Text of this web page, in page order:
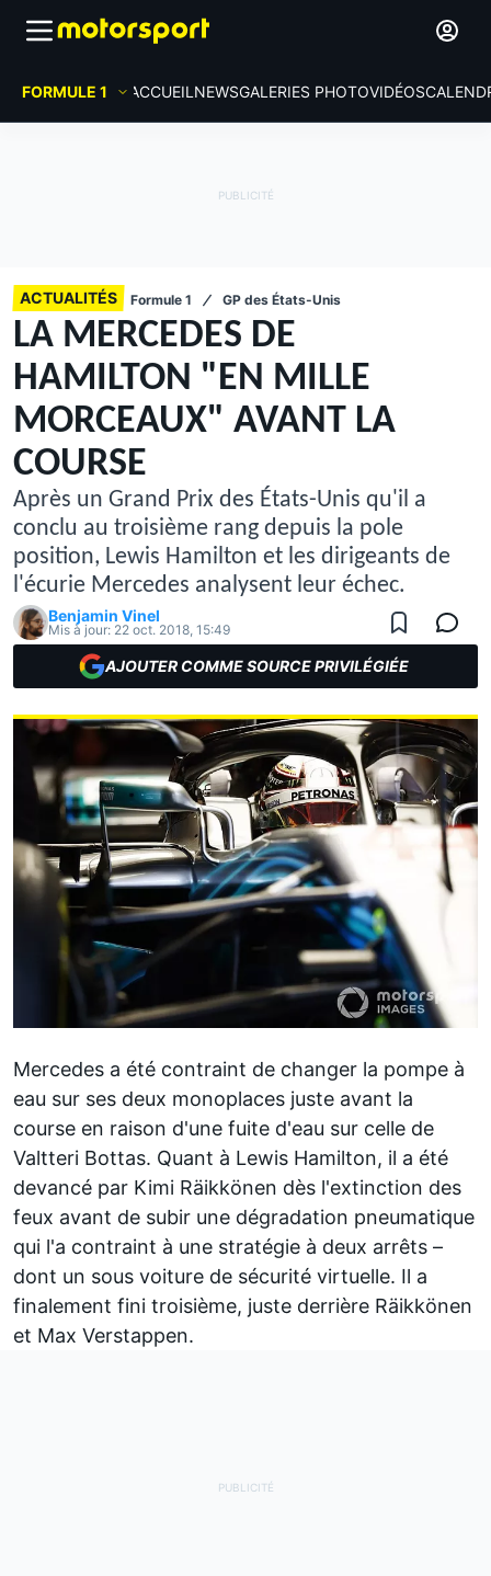
FORMULE 1 ACCUEIL NEWSGALERIES PHOTOVIDÉOS
ACTUALITÉS Formule 1 GP des États-Unis
LA MERCEDES DE
HAMILTON "EN MILLE
MORCEAUX" AVANT LA
COURSE
Après un Grand Prix des États-Unis qu'il a
conclu au troisième rang depuis la pole
position, Lewis Hamilton et les dirigeants de
l'écurie Mercedes analysent leur échec.
Benjamin Vinel
Mis à jour: 22 oct. 2018, 15:49
AJOUTER COMME SOURCE PRIVILÉGIÉE
Mercedes a été contraint de changer la pompe à
eau sur ses deux monoplaces juste avant la
course en raison d'une fuite d'eau sur celle de
Valtteri Bottas. Quant à Lewis Hamilton, il a été
devancé par Kimi Räikkönen dès l'extinction des
feux avant de subir une dégradation pneumatique
qui l'a contraint à une stratégie à deux arrêts –
dont un sous voiture de sécurité virtuelle. Il a
finalement fini troisième, juste derrière Räikkönen
et Max Verstappen.